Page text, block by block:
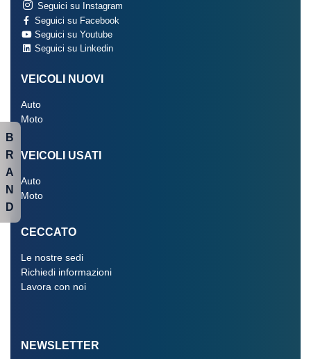
Seguici su Instagram
Seguici su Facebook
Seguici su Youtube
Seguici su Linkedin
VEICOLI NUOVI
Auto
Moto
VEICOLI USATI
Auto
Moto
CECCATO
Le nostre sedi
Richiedi informazioni
Lavora con noi
NEWSLETTER
B
R
A
N
D